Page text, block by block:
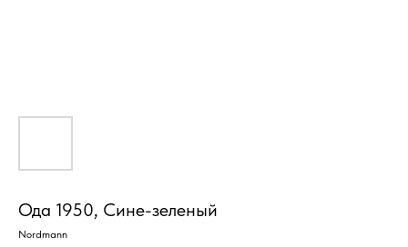
Ода 1950, Сине-зеленый
Nordmann